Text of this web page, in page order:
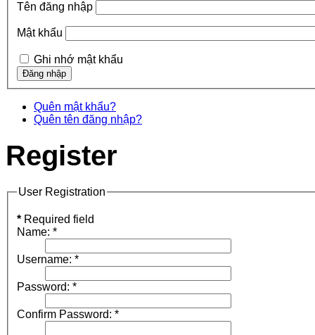
Tên đăng nhập
Mật khẩu
Ghi nhớ mật khẩu
Quên mật khẩu?
Quên tên đăng nhập?
Register
User Registration
* Required field
Name: *
Username: *
Password: *
Confirm Password: *